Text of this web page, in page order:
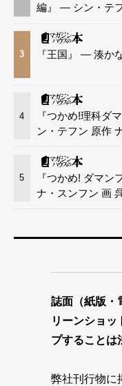
編』 — シン・テ
3 『王国』 — 湊か
4
『つかめ!理科ダ
ン・テフン 原作
5
『つかめ! ダマ
ナ・スンフン 画
誌面（紙版・
リーンショッ
プすることは
弊社刊行物に